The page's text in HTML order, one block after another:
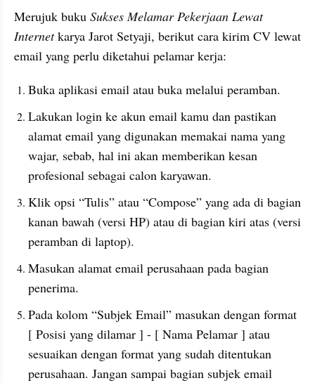
Merujuk buku Sukses Melamar Pekerjaan Lewat
Internet karya Jarot Setyaji, berikut cara kirim CV lewat
email yang perlu diketahui pelamar kerja:
Buka aplikasi email atau buka melalui peramban.
Lakukan login ke akun email kamu dan pastikan
alamat email yang digunakan memakai nama yang
wajar, sebab, hal ini akan memberikan kesan
profesional sebagai calon karyawan.
Klik opsi “Tulis” atau “Compose” yang ada di bagian
kanan bawah (versi HP) atau di bagian kiri atas (versi
peramban di laptop).
Masukan alamat email perusahaan pada bagian
penerima.
Pada kolom “Subjek Email” masukan dengan format
[ Posisi yang dilamar ] - [ Nama Pelamar ] atau
sesuaikan dengan format yang sudah ditentukan
perusahaan. Jangan sampai bagian subjek email